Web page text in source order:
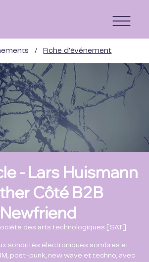
/ Fiche d'événement
- Lars Huismann
Côté B2B
Newfriend
des arts technologiques [SAT]
sonorités électroniques sombres et
post-punk, new wave et techno, avec